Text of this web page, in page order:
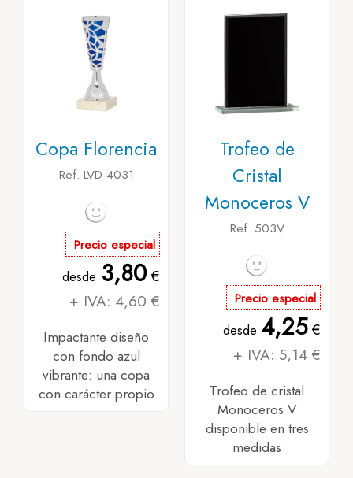
Copa Florencia
Ref. LVD-4031
Precio especial
desde 3,80€
+ IVA: 4,60 €
Impactante diseño
con fondo azul
vibrante: una copa
con carácter propio
Trofeo de
Cristal
Monoceros V
Ref. 503V
Precio especial
desde 4,25€
+ IVA: 5,14 €
Trofeo de cristal
Monoceros V
disponible en tres
medidas